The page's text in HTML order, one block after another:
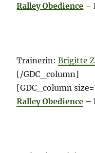
Ralley Obedience –
Trainerin:Brigitte
[/GDC_column]
[GDC_column
Ralley Obedience –